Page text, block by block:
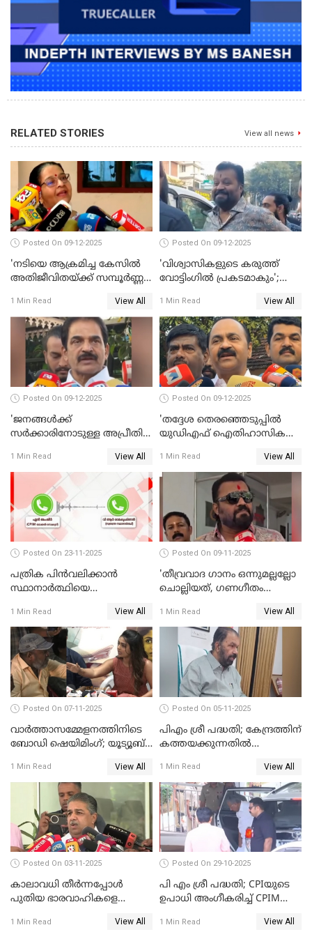
RELATED STORIES View all news
Posted On 09-12-2025
'നടിയെ ആക്രമിച്ച കേസില്‍
അതിജീവിതയ്ക്ക് സമ്പൂര്‍ണ്ണ
MLA WATCH VIDEO
1 Min Read View All
Posted On 09-12-2025
'വിശ്വാസികളുടെ കരുത്ത്
വോട്ടിംഗില്‍ പ്രകടമാകും';
1 Min Read View All
Posted On 09-12-2025
'ജനങ്ങള്‍ക്ക്
സര്‍ക്കാരിനോടുള്ള അപ്രീതി
പ്രതിഫലിക്കും'; കെ.സി
വേണുഗോപാല്‍ WATCH
1 Min Read View All
Posted On 09-12-2025
'തദ്ദേശ തെരഞ്ഞെടുപ്പില്‍
യുഡിഎഫ് ഐതിഹാസിക
സതീശന്‍ WATCH VIDEO
1 Min Read View All
Posted On 23-11-2025
പത്രിക പിന്‍വലിക്കാന്‍
സ്ഥാനാര്‍ത്ഥിയെ
WATCH VIDEO
1 Min Read View All
Posted On 09-11-2025
'തീവ്രവാദ ഗാനം ഒന്നുമല്ലല്ലോ
ചൊല്ലിയത്, ഗണഗീതം
ഭാഗം'; സുരേഷ് ഗോപി WATCH
VIDEO
1 Min Read View All
Posted On 07-11-2025
വാർത്താസമ്മേളനത്തിനിടെ
ബോഡി ഷെയിമിംഗ്; യൂട്യൂബ്
മറുപടിയുമായി ഗൗരി കിഷന്‍
WATCH VIDEO
1 Min Read View All
Posted On 05-11-2025
പിഎം ശ്രീ പദ്ധതി; കേന്ദ്രത്തിന്
കത്തയക്കുന്നതില്‍
വി.ശിവന്‍കുട്ടി WATCH VIDEO
1 Min Read View All
Posted On 03-11-2025
കാലാവധി തീര്‍ന്നപ്പോള്‍
പുതിയ ഭാരവാഹികളെ
WATCH VIDEO
1 Min Read View All
Posted On 29-10-2025
പി എം ശ്രീ പദ്ധതി; CPIയുടെ
ഉപാധി അംഗീകരിച്ച് CPIM
1 Min Read View All